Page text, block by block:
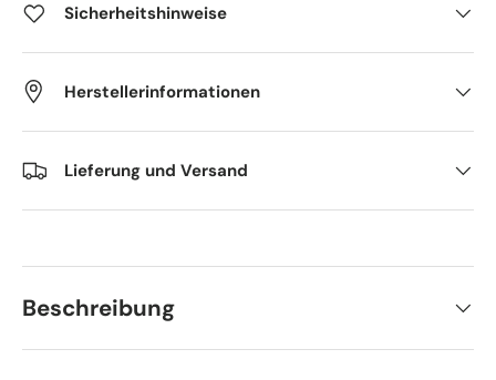
Sicherheitshinweise
Herstellerinformationen
Lieferung und Versand
Beschreibung